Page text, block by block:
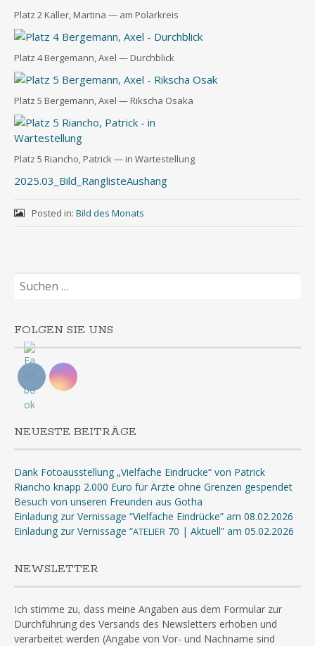
Platz 2 Kal­ler, Mar­ti­na — am Polarkreis
Platz 4 Ber­ge­mann, Axel — Durchblick
Platz 5 Ber­ge­mann, Axel — Rik­scha Osaka
Platz 5 Riancho, Patrick — in Wartestellung
2025.03_Bild_RanglisteAushang
Posted in: Bild des Monats
Suchen
nach:
FOLGEN SIE UNS
NEUESTE BEITRÄGE
Dank Fotoausstellung „Vielfache Eindrücke“ von Patrick
Riancho knapp 2.000 Euro für Ärzte ohne Grenzen gespendet
Besuch von unseren Freunden aus Gotha
Einladung zur Vernissage “Vielfache Eindrücke” am 08.02.2026
Einladung zur Vernissage “ATELIER 70 | Aktuell” am 05.02.2026
NEWSLETTER
Ich stimme zu, dass meine Angaben aus dem Formular zur
Durchführung des Versands des Newsletters erhoben und
verarbeitet werden (Angabe von Vor- und Nachname sind